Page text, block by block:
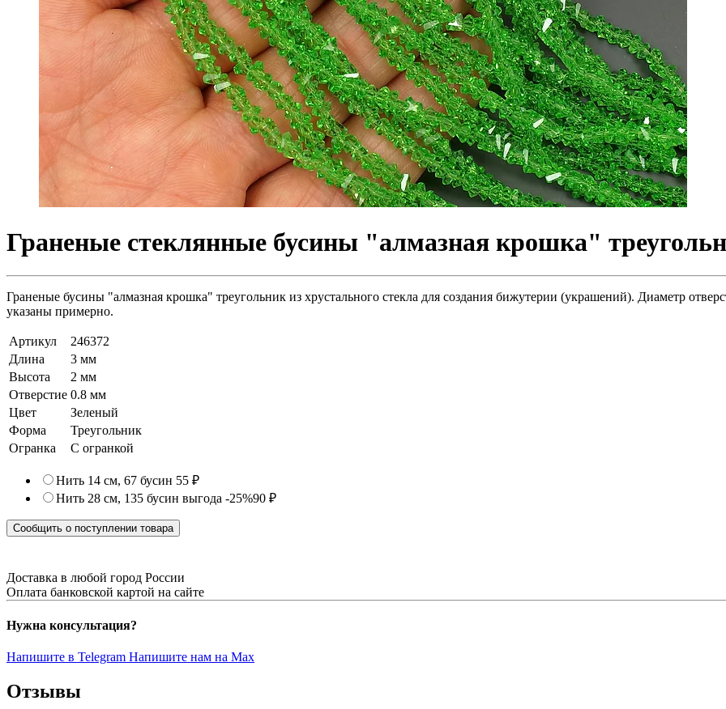
Граненые стеклянные бусины "алмазная крошка"
Граненые бусины "алмазная крошка" треугольник из хрустального стекла для создания бижутерии (украшений). Диаметр
указаны примерно.
Артикул
246372
Длина
3 мм
Высота
2 мм
Отверстие 0.8 мм
Цвет
Зеленый
Форма
Треугольник
Огранка
С огранкой
Нить 14 см, 67 бусин 55 ₽
Нить 28 см, 135 бусин выгода -25%90 ₽
Сообщить о поступлении товара
Доставка в любой город России
Оплата банковской картой на сайте
Нужна консультация?
Напишите в Telegram Напишите нам на Max
Отзывы